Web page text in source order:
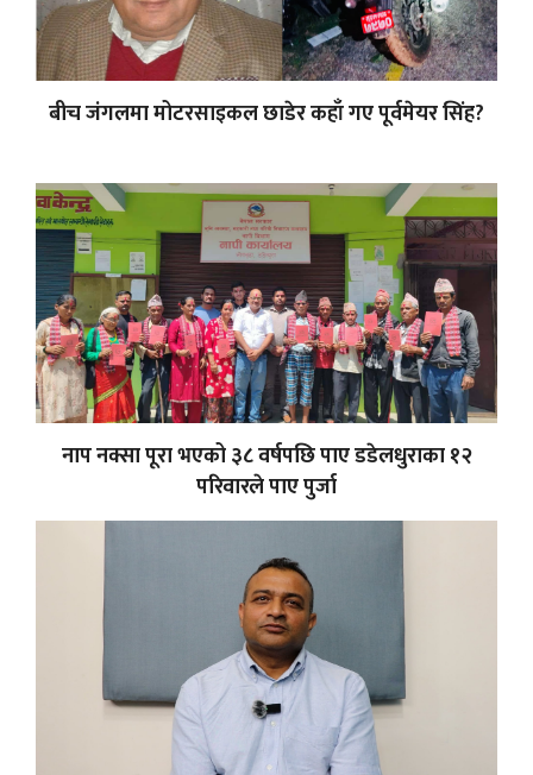
बीच जंगलमा मोटरसाइकल छाडेर कहाँ गए पूर्वमेयर सिंह?
नाप नक्सा पूरा भएको ३८ वर्षपछि पाए डडेलधुराका १२
परिवारले पाए पुर्जा